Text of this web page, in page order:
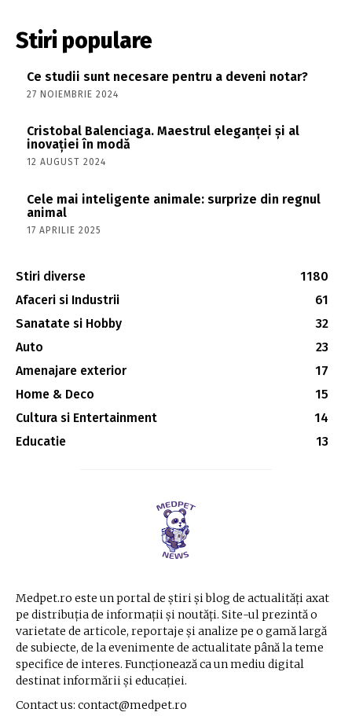
Stiri populare
Ce studii sunt necesare pentru a deveni notar?
27 NOIEMBRIE 2024
Cristobal Balenciaga. Maestrul eleganței și al
inovației în modă
12 AUGUST 2024
Cele mai inteligente animale: surprize din regnul
animal
17 APRILIE 2025
Stiri diverse
1180
Afaceri si Industrii
61
Sanatate si Hobby
32
Auto
23
Amenajare exterior
17
Home & Deco
15
Cultura si Entertainment
14
Educatie
13
Medpet.ro este un portal de știri și blog de actualități axat
pe distribuția de informații și noutăți. Site-ul prezintă o
varietate de articole, reportaje și analize pe o gamă largă
de subiecte, de la evenimente de actualitate până la teme
specifice de interes. Funcționează ca un mediu digital
destinat informării și educației.
Contact us: contact@medpet.ro